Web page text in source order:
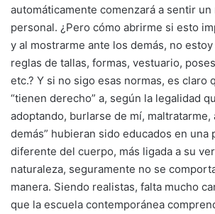
automáticamente comenzará a sentir
personal. ¿Pero cómo abrirme si esto
y al mostrarme ante los demás, no
reglas de tallas, formas, vestuario,
etc.? Y si no sigo esas normas, es claro
“tienen derecho” a, según la legalidad
adoptando, burlarse de mí, maltratarme,
demás” hubieran sido educados en una
diferente del cuerpo, más ligada a su
naturaleza, seguramente no se
manera. Siendo realistas, falta mucho
que la escuela contemporánea